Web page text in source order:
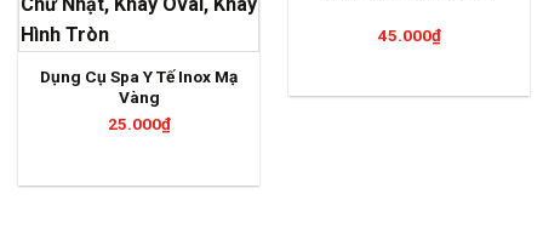
Dụng Cụ Spa Y Tế Inox Mạ
Vàng
25.000₫
45.000₫